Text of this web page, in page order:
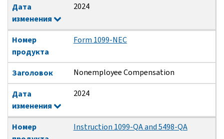
Дата
изменения
2024
Номер
продукта
Form 1099-NEC
Заголовок Nonemployee Compensation
Дата
изменения
2024
Номер
Instruction 1099-QA and 5498-QA